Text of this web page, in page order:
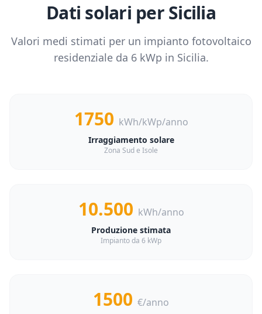
Dati solari perSicilia
Valori medi stimati per un impianto fotovoltaico
residenziale da 6kWp in Sicilia.
1750 kWh/kWp/anno
Irraggiamento solare
Zona Sud e Isole
10.500 kWh/anno
Produzione stimata
Impianto da 6 kWp
1500 €/anno